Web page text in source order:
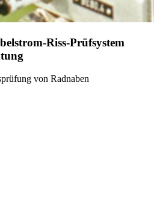
Riss-Prüfsystem
von Radnaben